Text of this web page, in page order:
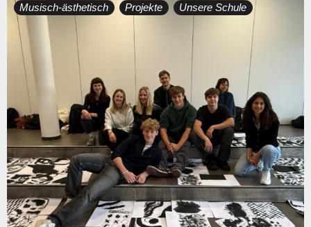
Musisch-ästhetisch Projekte Unsere Schule